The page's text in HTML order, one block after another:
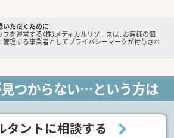
いただくために
を運営する（株）メディカルリソースは、お客様の個
管理する事業者としてプライバシーマークが付与され
つからない…という方は
タントに相談する